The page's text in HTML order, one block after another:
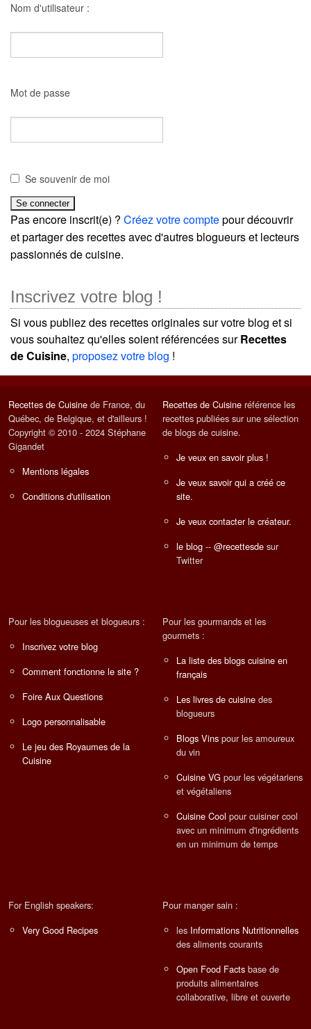
Nom d'utilisateur :
Mot de passe
Se souvenir de moi
Pas encore inscrit(e) ? Créez votre comptepour découvrir
et partager des recettes avec d'autres blogueurs et lecteurs
passionnés de cuisine.
Inscrivez votre blog !
Si vous publiez des recettes originales sur votre blog et si
vous souhaitez qu'elles soient référencées surRecettes
de Cuisine, proposez votre blog !
Recettes de Cuisine de France, du
Québec, de Belgique, et d'ailleurs !
Copyright © 2010 - 2024 Stéphane
Gigandet
Mentions légales
Conditions d'utilisation
Recettes de Cuisine référence les
recettes publiées sur une sélection
de blogs de cuisine.
Je veux en savoir plus !
Je veux savoir qui a créé ce
site.
Je veux contacter le créateur.
le blog -- @recettesde sur
Twitter
Pour les blogueuses et blogueurs :
Inscrivez votre blog
Comment fonctionne le site ?
Foire Aux Questions
Logo personnalisable
Le jeu des Royaumes de la
Cuisine
Pour les gourmands et les
gourmets :
La liste des blogs cuisine en
français
Les livres de cuisine des
blogueurs
Blogs Vins pour les amoureux
du vin
Cuisine VG pour les végétariens
et végétaliens
Cuisine Cool pour cuisiner cool
avec un minimum d'ingrédients
en un minimum de temps
For English speakers:
Very Good Recipes
Pour manger sain :
les Informations Nutritionnelles
des aliments courants
Open Food Facts base de
produits alimentaires
collaborative, libre et ouverte